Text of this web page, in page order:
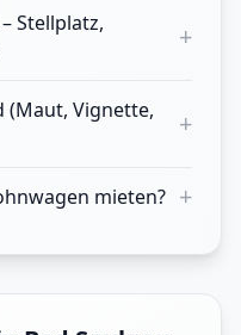
Stellplatz,
+
(Maut, Vignette,
+
mieten? +